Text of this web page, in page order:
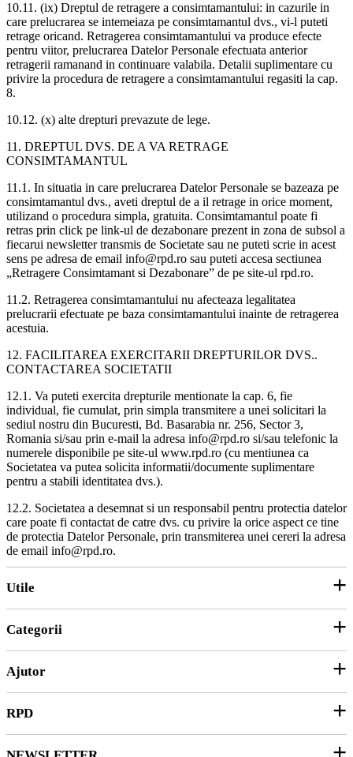
10.11. (ix) Dreptul de retragere a consimtamantului: in cazurile in
care prelucrarea se intemeiaza pe consimtamantul dvs., vi-l puteti
retrage oricand. Retragerea consimtamantului va produce efecte
pentru viitor, prelucrarea Datelor Personale efectuata anterior
retragerii ramanand in continuare valabila. Detalii suplimentare cu
privire la procedura de retragere a consimtamantului regasiti la cap.
8.
10.12. (x) alte drepturi prevazute de lege.
11. DREPTUL DVS. DE A VA RETRAGE
CONSIMTAMANTUL
11.1. In situatia in care prelucrarea Datelor Personale se bazeaza pe
consimtamantul dvs., aveti dreptul de a il retrage in orice moment,
utilizand o procedura simpla, gratuita. Consimtamantul poate fi
retras prin click pe link-ul de dezabonare prezent in zona de subsol a
fiecarui newsletter transmis de Societate sau ne puteti scrie in acest
sens pe adresa de email info@rpd.ro sau puteti accesa sectiunea
„Retragere Consimtamant si Dezabonare” de pe site-ul rpd.ro.
11.2. Retragerea consimtamantului nu afecteaza legalitatea
prelucrarii efectuate pe baza consimtamantului inainte de retragerea
acestuia.
12. FACILITAREA EXERCITARII DREPTURILOR DVS..
CONTACTAREA SOCIETATII
12.1. Va puteti exercita drepturile mentionate la cap. 6, fie
individual, fie cumulat, prin simpla transmitere a unei solicitari la
sediul nostru din Bucuresti, Bd. Basarabia nr. 256, Sector 3,
Romania si/sau prin e-mail la adresa info@rpd.ro si/sau telefonic la
numerele disponibile pe site-ul www.rpd.ro (cu mentiunea ca
Societatea va putea solicita informatii/documente suplimentare
pentru a stabili identitatea dvs.).
12.2. Societatea a desemnat si un responsabil pentru protectia datelor
care poate fi contactat de catre dvs. cu privire la orice aspect ce tine
de protectia Datelor Personale, prin transmiterea unei cereri la adresa
de email info@rpd.ro.
Utile
Parteneri
Categorii
Hârtie și Cartoane
Ambalare
Ajutor
RPD